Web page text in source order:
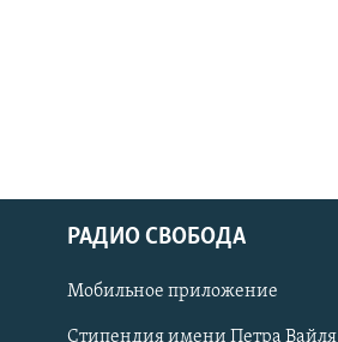
СОЦИАЛЬНЫЕ СЕТИ
РАДИО СВОБОДА
Мобильное приложение
Стипендия имени Петра Вайля